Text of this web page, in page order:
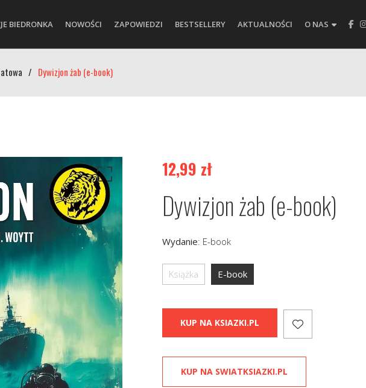
BIEDRONKA NOWOŚCI ZAPOWIEDZI BESTSELLERY AKTUALNOŚCI O NAS
/ Dywizjon żab (e-book)
12,99 zł
Dywizjon żab (e-book)
Wydanie: E-book
Książka E-book
KUP NA KSIAZKI.PL
KUP NA SWIATKSIAZKI.PL